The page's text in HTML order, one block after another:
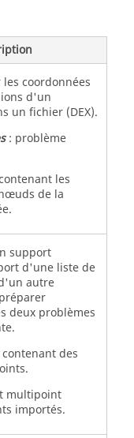
coordonnées
d'un
un fichier (DEX).
: problème
les
de la
support
d'une liste de
autre
deux problèmes
des
multipoint
importés.